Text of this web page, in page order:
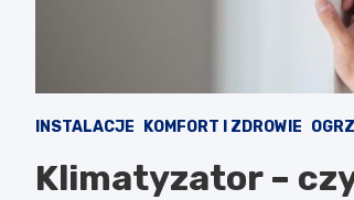
INSTALACJE KOMFORT I ZDROWIE
Klimatyzator –